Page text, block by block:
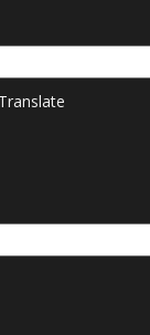
Translate